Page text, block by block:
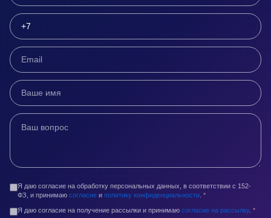
Я даю согласие на обработку персональных данных, в соответствии с 152-
ФЗ, и принимаю согласие и политику конфиденциальности *
Я даю согласие на получение рассылки и принимаю согласие на рассылку. *